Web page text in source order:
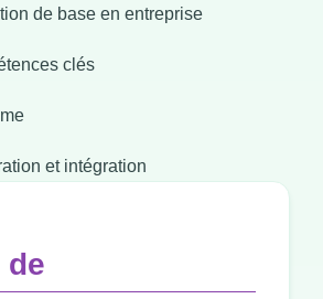
de base en entreprise
clés
et intégration
de